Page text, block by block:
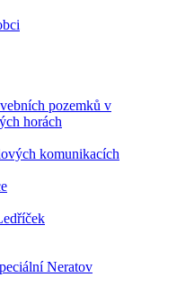
pozemků v
horách
komunikacích
Neratov